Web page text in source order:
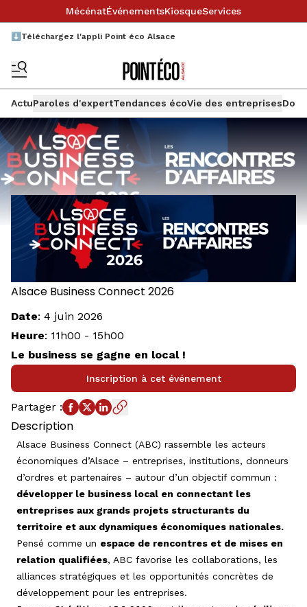
MécénatÉvénementsKiosqueServices
⬇️Téléchargez l'appli Point éco Alsace
ActuParoles d'expertTendances écoVie des entreprises
Alsace Business Connect 2026
Date: 4 juin 2026
Heure: 11h00 - 15h00
Le business se gagne en local !
Inscription à cet événement
Partager :
Description
Alsace Business Connect (ABC) rassemble les acteurs
économiques d’Alsace – entreprises, institutions, donneurs
d’ordres et partenaires – autour d’un objectif commun :
développer le business local en connectant les
entreprises aux grands projets structurants du
territoire et aux dynamiques économiques nationales.
Pensé comme un espace de rencontres et de mises en
relation qualifiées, ABC favorise les collaborations, les
alliances stratégiques et les opportunités concrètes de
développement pour les entreprises.